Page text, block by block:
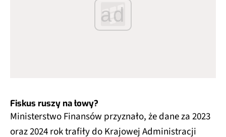
ad
Fiskus ruszy na łowy?
Ministerstwo Finansów przyznało, że dane za 2023
oraz 2024 rok trafiły do Krajowej Administracji